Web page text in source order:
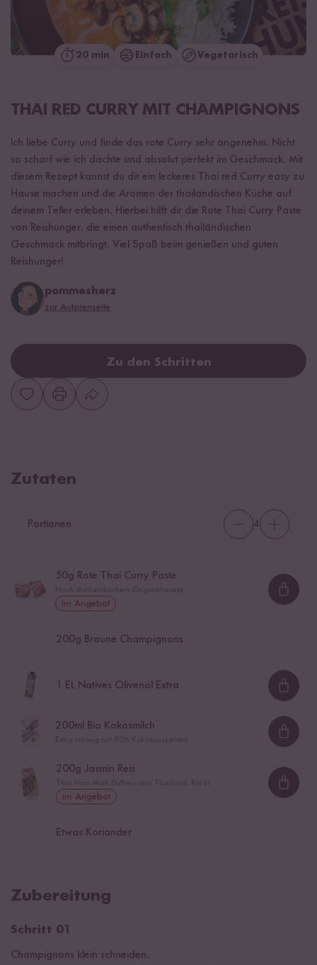
20 min Einfach Vegetarisch
THAI RED CURRY MIT CHAMPIGNONS
Ich liebe Curry und finde das rote Curry sehr angenehm. Nicht
so scharf wie ich dachte und absolut perfekt im Geschmack. Mit
diesem Rezept kannst du dir ein leckeres Thai red Curry easy zu
Hause machen und die Aromen der thailändischen Küche auf
deinem Teller erleben. Hierbei hilft dir die Rote Thai Curry Paste
von Reishunger, die einen authentisch thailändischen
Geschmack mitbringt. Viel Spaß beim genießen und guten
Reishunger!
pommesherz
zur Autorenseite
Zu den Schritten
Zutaten
Portionen 4
50g Rote Thai Curry Paste
im Angebot
200g Braune Champignons
EL Natives Olivenöl Extra
200ml Bio Kokosmilch
200g Jasmin Reis
im Angebot
Etwas Koriander
Zubereitung
Schritt 01
Champignons klein schneiden.